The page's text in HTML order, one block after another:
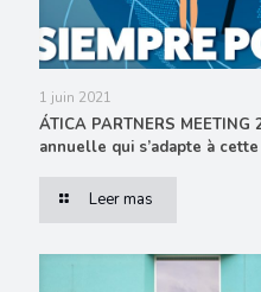
1 juin 2021
ÁTICA PARTNERS
annuelle qui s’adapte à
Leer mas